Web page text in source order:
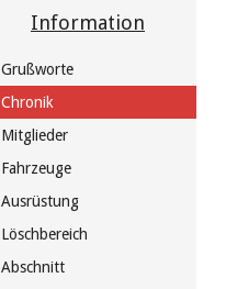
Information
Grußworte
Chronik
Mitglieder
Fahrzeuge
Ausrüstung
Löschbereich
Abschnitt